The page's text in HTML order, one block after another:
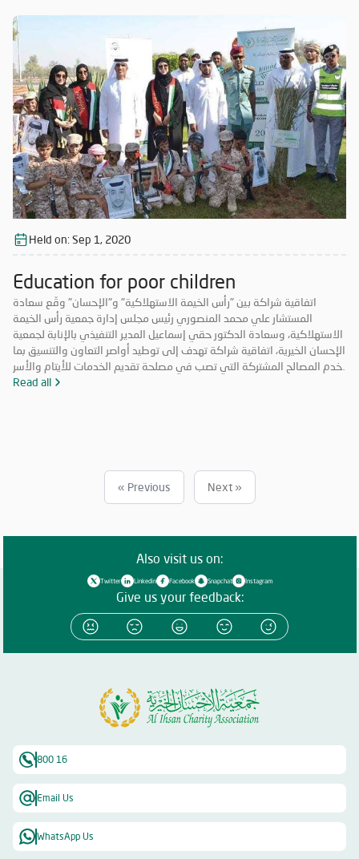
Held on:Sep 1, 2020
Education for poor children
اتفاقية شراكة بين "رأس الخيمة الاستهلاكية" و"الإحسان" وقّع سعادة
المستشار علي محمد المنصوري رئيس مجلس إدارة جمعية رأس الخيمة
الاستهلاكية، وسعادة الدكتور حقي إسماعيل المدير التنفيذي بالإنابة لجمعية
الإحسان الخيرية، اتفاقية شراكة تهدف إلى توطيد أواصر التعاون والتنسيق بما
يخدم المصالح المشتركة التي تصب في مصلحة تقديم الخدمات للأيتام والأسر
المحتاجة والمتعففة ودعم الحالات الإنسانية، إضافة إلى أهمية ترسيخ علاقة
Read all
« Previous Next »
Also visit us on:
Twitter Linkedin Facebook Snapchat Instagram
Give us your feedback:
800 16
Email Us
WhatsApp Us